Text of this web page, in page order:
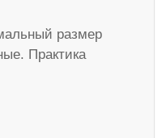
размер
Практика